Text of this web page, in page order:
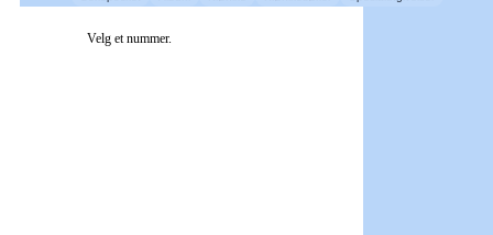
Velg et nummer.